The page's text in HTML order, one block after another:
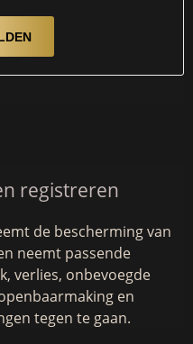
registreren
de bescherming van
neemt passende
verlies, onbevoegde
en
tegen te gaan.